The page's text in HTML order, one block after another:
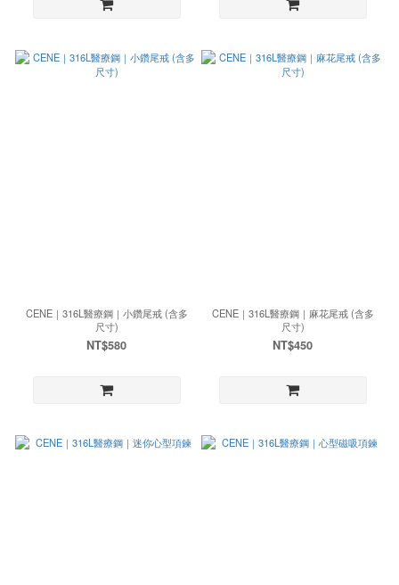
CENE｜316L醫療鋼｜小鑽尾戒 (含多
尺寸)
NT$580
CENE｜316L醫療鋼｜麻花尾戒 (含多
尺寸)
NT$450